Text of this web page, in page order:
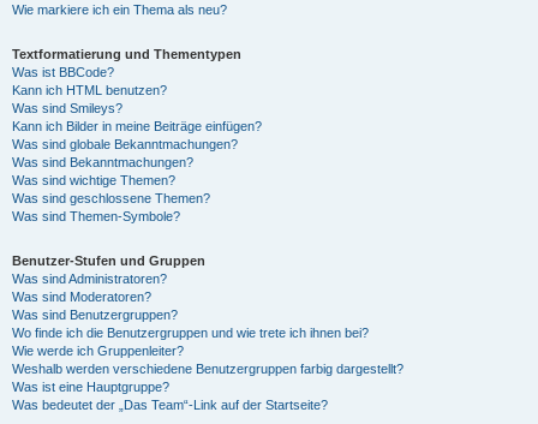
Wie markiere ich ein Thema als neu?
Textformatierung und Thementypen
Was ist BBCode?
Kann ich HTML benutzen?
Was sind Smileys?
Kann ich Bilder in meine Beiträge einfügen?
Was sind globale Bekanntmachungen?
Was sind Bekanntmachungen?
Was sind wichtige Themen?
Was sind geschlossene Themen?
Was sind Themen-Symbole?
Benutzer-Stufen und Gruppen
Was sind Administratoren?
Was sind Moderatoren?
Was sind Benutzergruppen?
Wo finde ich die Benutzergruppen und wie trete ich ihnen bei?
Wie werde ich Gruppenleiter?
Weshalb werden verschiedene Benutzergruppen farbig dargestellt?
Was ist eine Hauptgruppe?
Was bedeutet der „Das Team“-Link auf der Startseite?